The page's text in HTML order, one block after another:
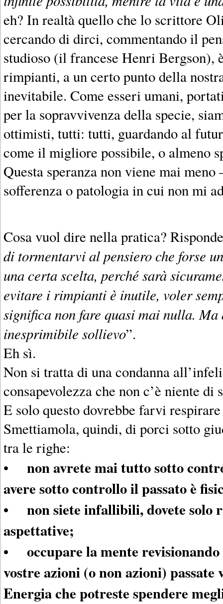
eh? In realtà quello che lo scrittore
cercando di dirci, commentando il
studioso (il francese Henri Bergson),
rimpianti, a un certo punto della
inevitabile. Come esseri umani,
per la sopravvivenza della specie,
ottimisti, tutti: tutti, guardando al
come il migliore possibile, o almeno
Questa speranza non viene mai
sofferenza o patologia in cui non mi
Cosa vuol dire nella pratica?
di tormentarvi al pensiero che forse
una certa scelta, perché sarà
evitare i rimpianti è inutile, voler
significa non fare quasi mai nulla. Ma
inesprimibile sollievo”.
Eh sì.
Non si tratta di una condanna
consapevolezza che non c’è niente
E solo questo dovrebbe farvi
Smettiamola, quindi, di porci sotto
tra le righe:
• non avrete mai tutto sotto
avere sotto controllo il passato è
• non siete infallibili, dovete solo
aspettative;
• occupare la mente revisionando
vostre azioni (o non azioni) passate
Energia che potreste spendere